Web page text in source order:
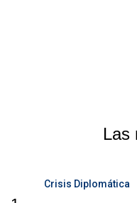
Las
Crisis Diplomática